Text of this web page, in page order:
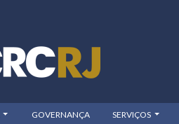
GOVERNANÇA SERVIÇOS